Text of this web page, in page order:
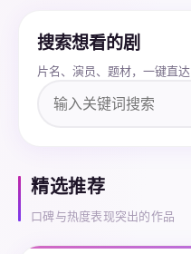
搜索想看的剧
片名、演员、题材，一键直达
精选推荐
口碑与热度表现突出的作品